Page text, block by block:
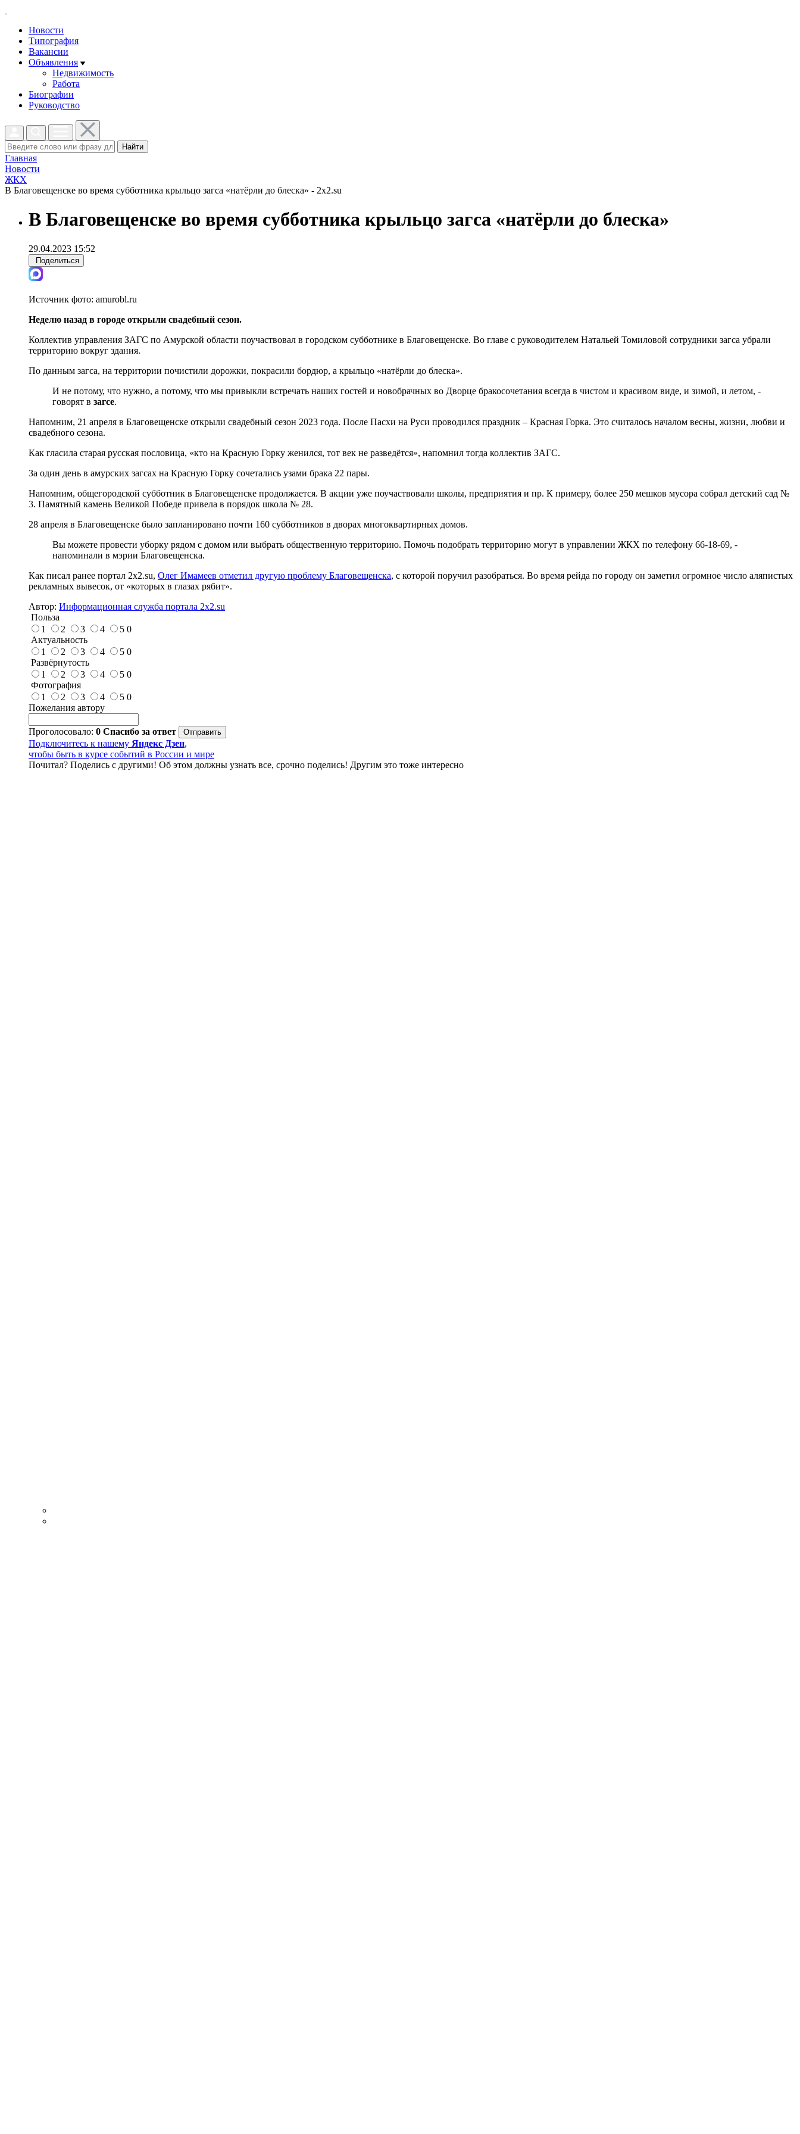
Новости
Типография
Вакансии
Объявления
Недвижимость
Работа
Биографии
Руководство
Найти
Главная
Новости
ЖКХ
В Благовещенске во время субботника крыльцо загса «натёрли до блеска» - 2x2.su
В Благовещенске во время субботника крыльцо загса «натёрли до блеска»
29.04.2023 15:52
Поделиться
Источник фото: amurobl.ru
Неделю назад в городе открыли свадебный сезон.
Коллектив управления ЗАГС по Амурской области поучаствовал в городском субботнике в Благовещенске. Во главе с руководителем Натальей Томиловой сотрудники загса убрали
территорию вокруг здания.
По данным загса, на территории почистили дорожки, покрасили бордюр, а крыльцо «натёрли до блеска».
И не потому, что нужно, а потому, что мы привыкли встречать наших гостей и новобрачных во Дворце бракосочетания всегда в чистом и красивом виде, и зимой, и летом, -
говорят в загсе.
Напомним, 21 апреля в Благовещенске открыли свадебный сезон 2023 года. После Пасхи на Руси проводился праздник – Красная Горка. Это считалось началом весны, жизни, любви и
свадебного сезона.
Как гласила старая русская пословица, «кто на Красную Горку женился, тот век не разведётся», напомнил тогда коллектив ЗАГС.
За один день в амурских загсах на Красную Горку сочетались узами брака 22 пары.
Напомним, общегородской субботник в Благовещенске продолжается. В акции уже поучаствовали школы, предприятия и пр. К примеру, более 250 мешков мусора собрал детский сад №
3. Памятный камень Великой Победе привела в порядок школа № 28.
28 апреля в Благовещенске было запланировано почти 160 субботников в дворах многоквартирных домов.
Вы можете провести уборку рядом с домом или выбрать общественную территорию. Помочь подобрать территорию могут в управлении ЖКХ по телефону 66-18-69, -
напоминали в мэрии Благовещенска.
Как писал ранее портал 2х2.su, Олег Имамеев отметил другую проблему Благовещенска, с которой поручил разобраться. Во время рейда по городу он заметил огромное число аляпистых
рекламных вывесок, от «которых в глазах рябит».
Автор: Информационная служба портала 2x2.su
Польза
1
2 3 4 5 0
Актуальность
1
2 3 4 5 0
Развёрнутость
1
2 3 4 5 0
Фотография
1
2 3 4 5 0
Пожелания автору
Проголосовало: 0 Спасибо за ответ
Подключитесь к нашему Яндекс Дзен,
чтобы быть в курсе событий в России и мире
Почитал? Поделись с другими! Об этом должны узнать все, срочно поделись! Другим это тоже интересно